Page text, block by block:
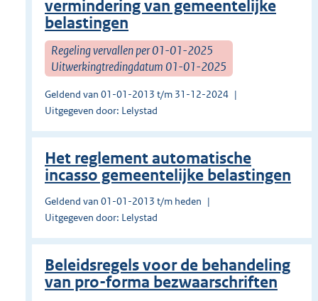
vermindering van gemeentelijke
belastingen
Regeling vervallen per 01-01-2025
Uitwerkingtredingdatum 01-01-2025
Geldend van 01-01-2013 t/m 31-12-2024
Uitgegeven door: Lelystad
Het reglement automatische
incasso gemeentelijke belastingen
Geldend van 01-01-2013 t/m heden
Uitgegeven door: Lelystad
Beleidsregels voor de behandeling
van pro-forma bezwaarschriften